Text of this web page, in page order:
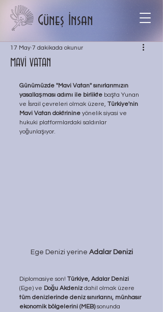
Güneş İnsan
MAVİ VATAN
17 May 7 dakikada okunur
Günümüzde ''Mavi Vatan'' sınırlarımızın
yasallaşması adımı ile birlikte başta Yunan
ve İsrail çevreleri olmak üzere, Türkiye'nin
Mavi Vatan doktrinine yönelik siyasi ve
hukuki platformlardaki saldırılar
yoğunlaşıyor.
Ege Denizi yerine Adalar Denizi
Diplomasiye son! Türkiye, Adalar Denizi
(Ege) ve Doğu Akdeniz dahil olmak üzere
tüm denizlerinde deniz sınırlarını, münhasır
ekonomik bölgelerini (MEB) sonunda